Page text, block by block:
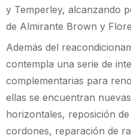
y Temperley, alcanzando
de Almirante Brown y
Además del
contempla una serie de
complementarias para
ellas se encuentran
horizontales, reposición
cordones, reparación de